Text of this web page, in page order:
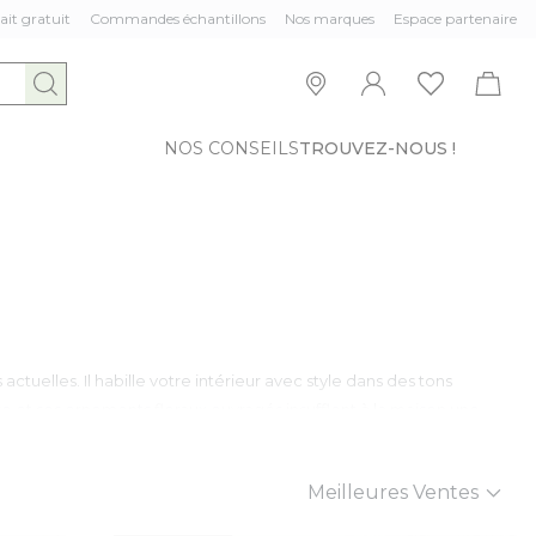
gratuit Commandes échantillons Nos marques Espace partenaire
NOS CONSEILSTROUVEZ-NOUS !
Il habille votre intérieur avec style dans des tons
Trier par